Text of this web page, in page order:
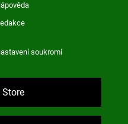
soukromí
Store